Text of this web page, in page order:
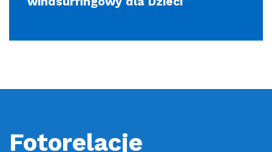
Fotorelacje